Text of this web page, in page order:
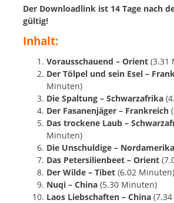
Der Downloadlink ist 14 Tage nach
gültig!
Inhalt:
Vorausschauend – Orient (3.31
Der Tölpel und sein Esel –
Minuten)
Die Spaltung – Schwarzafrika
Der Fasanenjäger – Frankreich
Das trockene Laub –
Minuten)
Die Unschuldige – Nordamerika
Das Petersilienbeet – Orient
Der Wilde – Tibet (6.02 Minuten)
Nuqi – China (5.30 Minuten)
Laos Liebschaften – China